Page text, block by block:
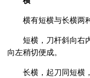
横有短横与长横两
短横，刀杆斜向右
向左稍切便成。
长横，起刀同短横